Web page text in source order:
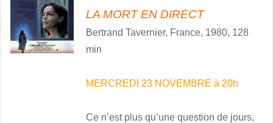
LA MORT EN DIRECT
Bertrand Tavernier, France, 1980, 128
min
MERCREDI 23 NOVEMBRE à 20h
Ce n’est plus qu’une question de jours,
Pseudo oublié ?